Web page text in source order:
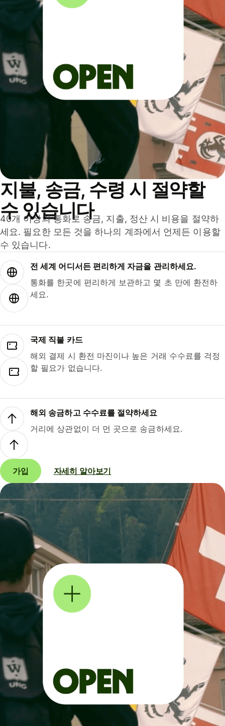
지불, 송금, 수령 시 절약할
수 있습니다
40개 이상의 통화로 송금, 지출, 정산 시 비용을 절약하
세요. 필요한 모든 것을 하나의 계좌에서 언제든 이용할
수 있습니다.
전 세계 어디서든 편리하게 자금을 관리하세요.
통화를 한곳에 편리하게 보관하고 몇 초 만에 환전하
세요.
국제 직불 카드
해외 결제 시 환전 마진이나 높은 거래 수수료를 걱정
할 필요가 없습니다.
해외 송금하고 수수료를 절약하세요
거리에 상관없이 더 먼 곳으로 송금하세요.
가입 자세히 알아보기